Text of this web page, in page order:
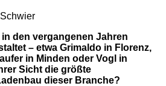
den vergangenen Jahren
– etwa Grimaldo in Florenz,
in Minden oder Vogl in
Sicht die größte
dieser Branche?